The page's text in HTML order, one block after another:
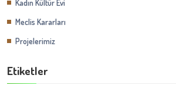
Kadın Kültür Evi
Meclis Kararları
Projelerimiz
Etiketler